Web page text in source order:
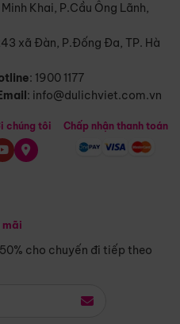
Khai, P.Cầu Ông Lãnh,
xã Đàn, P.Đống Đa, TP. Hà
: 1900 1177
: info@dulichviet.com.vn
cho chuyến đi tiếp theo
chúng tôi Chấp nhận thanh toán